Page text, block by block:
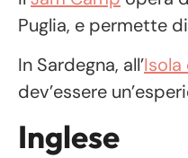
Puglia, e permette
In Sardegna, all’Isola
dev’essere
Inglese